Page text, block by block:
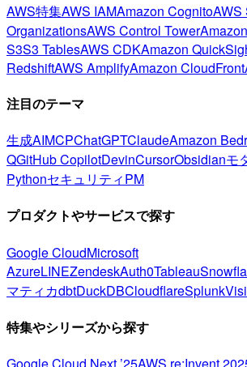
AWS特集AWS IAMAmazon CognitoAWS
OrganizationsAWS Control Tower
S3S3 TablesAWS CDKAmazon
RedshiftAWS AmplifyAmazon CloudFront
注目のテーマ
生成AIMCPChatGPTClaudeAmazon
QGitHub CopilotDevinCursorObsidianモ
PythonセキュリティPM
プロダクトやサービスで探す
Google CloudMicrosoft
AzureLINEZendeskAuth0Tableau
マティカdbtDuckDBCloudflareSplunk
特集やシリーズから探す